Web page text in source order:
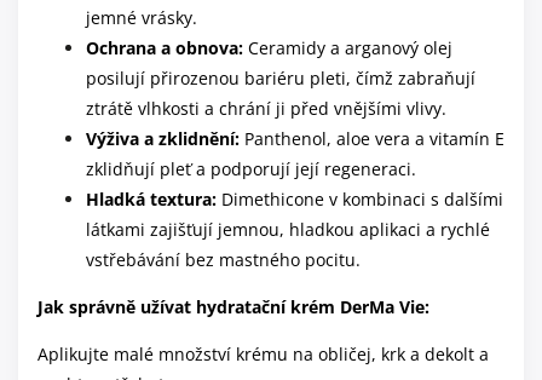
jemné vrásky.
Ochrana a obnova: Ceramidy a arganový olej
posilují přirozenou bariéru pleti, čímž zabraňují
ztrátě vlhkosti a chrání ji před vnějšími vlivy.
Výživa a zklidnění: Panthenol, aloe vera a vitamín E
zklidňují pleť a podporují její regeneraci.
Hladká textura: Dimethicone v kombinaci s dalšími
látkami zajišťují jemnou, hladkou aplikaci a rychlé
vstřebávání bez mastného pocitu.
Jak správně užívat hydratační krém DerMa Vie:
Aplikujte malé množství krému na obličej, krk a dekolt a